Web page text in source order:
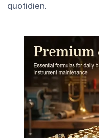
quotidien.